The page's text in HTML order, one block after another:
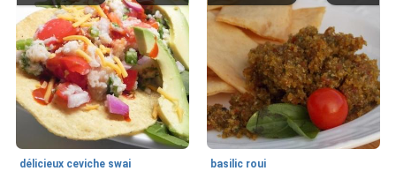
délicieux ceviche swai basilic roui